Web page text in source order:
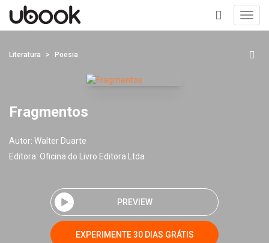
+
Literatura Poesia
Fragmentos
Autor: Walter Duarte
Editora: Oficina do Livro Editora Ltda
PREVIEW
EXPERIMENTE 30 DIAS GRÁTIS